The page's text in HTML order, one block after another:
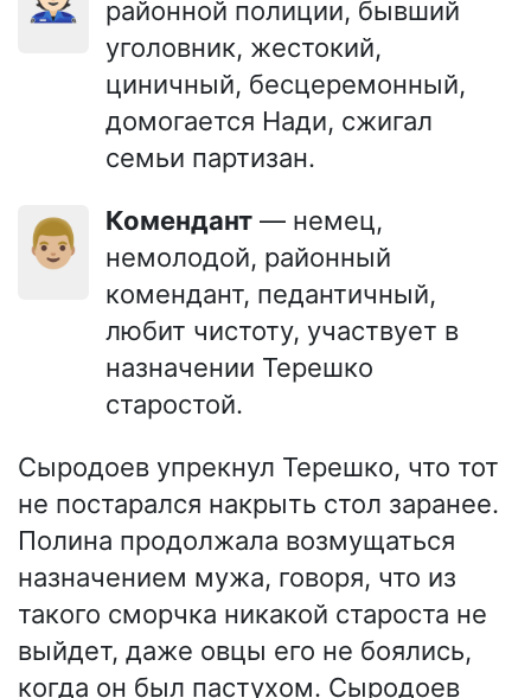
районной полиции, бывший
уголовник, жестокий,
циничный, бесцеремонный,
домогается Нади, сжигал
семьи партизан.
👨🏼 Комендант — немец,
немолодой, районный
комендант, педантичный,
любит чистоту, участвует в
назначении Терешко
старостой.
Сыродоев упрекнул Терешко, что тот
не постарался накрыть стол заранее.
Полина продолжала возмущаться
назначением мужа, говоря, что из
такого сморчка никакой староста не
выйдет, даже овцы его не боялись,
когда он был пастухом. Сыродоев